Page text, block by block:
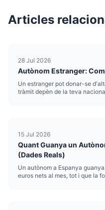
Articles
28 Jul 2026
Autònom Estranger:
Un estranger pot donar-se
tràmit depèn de la teva
15 Jul 2026
Quant Guanya un
(Dades Reals)
Un autònom a Espanya
euros nets al mes, tot i que la